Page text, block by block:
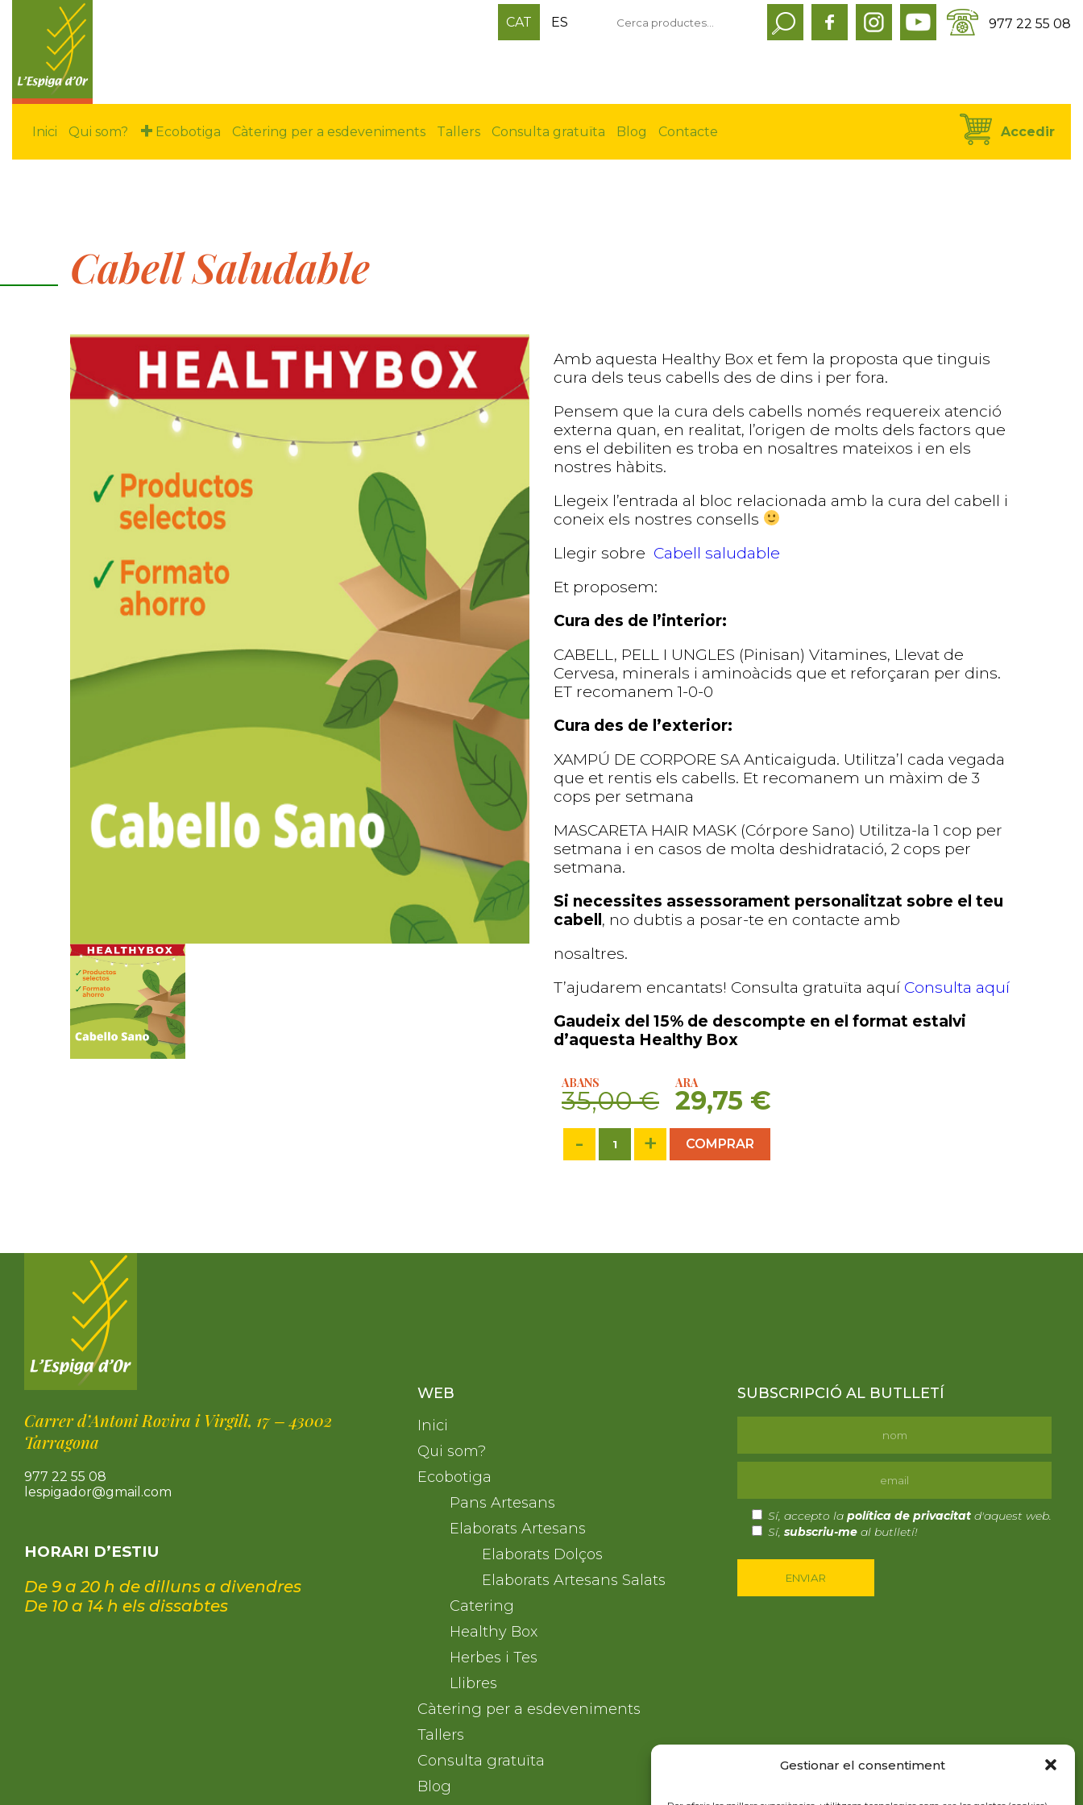
Gestionar el consentiment
CAT ES 977 22 55 08
Inici Qui som? Ecobotiga Càtering per a esdeveniments Tallers Consulta gratuïta Blog Contacte Accedir
Cabell Saludable
Amb aquesta Healthy Box et fem la proposta que tinguis
cura dels teus cabells des de dins i per fora.
Pensem que la cura dels cabells només requereix atenció
externa quan, en realitat, l’origen de molts dels factors que
ens el debiliten es troba en nosaltres mateixos i en els
nostres hàbits.
Llegeix l’entrada al bloc relacionada amb la cura del cabell i
coneix els nostres consells
Llegir sobre Cabell saludable
Et proposem:
Cura des de l’interior:
CABELL, PELL I UNGLES (Pinisan) Vitamines, Llevat de
Cervesa, minerals i aminoàcids que et reforçaran per dins.
ET recomanem 1-0-0
Cura des de l’exterior:
XAMPÚ DE CORPORE SA Anticaiguda. Utilitza’l cada vegada
que et rentis els cabells. Et recomanem un màxim de 3
cops per setmana
MASCARETA HAIR MASK (Córpore Sano) Utilitza-la 1 cop per
setmana i en casos de molta deshidratació, 2 cops per
setmana.
Si necessites assessorament personalitzat sobre el teu
cabell , no dubtis a posar-te en contacte amb
nosaltres.
T’ajudarem encantats! Consulta gratuïta aquí Consulta aquí
Gaudeix del 15% de descompte en el format estalvi
d’aquesta Healthy Box
ABANS
35,00€
ARA
29,75 €
- + COMPRAR
Carrer d’Antoni Rovira i Virgili, 17 – 43002
Tarragona
977 22 55 08
lespigador@gmail.com
HORARI D’ESTIU
De 9 a 20 h de dilluns a divendres
De 10 a 14 h els dissabtes
WEB
Inici
Qui som?
Ecobotiga
Pans Artesans
Elaborats Artesans
Elaborats Dolços
Elaborats Artesans Salats
Catering
Healthy Box
Herbes i Tes
Llibres
Càtering per a esdeveniments
Tallers
Consulta gratuïta
Blog
SUBSCRIPCIÓ AL BUTLLETÍ
Sí, accepto la política de privacitat d'aquest web.
Sí, subscriu-me al butlletí!